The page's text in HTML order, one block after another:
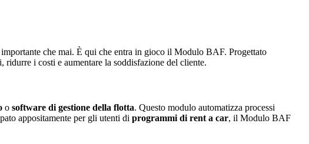
che mai. È qui che entra in gioco il Modulo BAF. Progettato
i costi e aumentare la soddisfazione del cliente.
o software di gestione della flotta. Questo modulo automatizza processi
appositamente per gli utenti di programmi di rent a car, il Modulo BAF